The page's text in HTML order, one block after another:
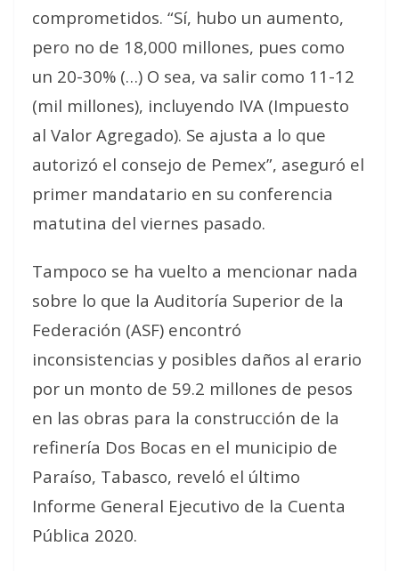
comprometidos. “Sí, hubo un aumento,
pero no de 18,000 millones, pues como
un 20-30% (…) O sea, va salir como 11-12
(mil millones), incluyendo IVA (Impuesto
al Valor Agregado). Se ajusta a lo que
autorizó el consejo de Pemex”, aseguró el
primer mandatario en su conferencia
matutina del viernes pasado.
Tampoco se ha vuelto a mencionar nada
sobre lo que la Auditoría Superior de la
Federación (ASF) encontró
inconsistencias y posibles daños al erario
por un monto de 59.2 millones de pesos
en las obras para la construcción de la
refinería Dos Bocas en el municipio de
Paraíso, Tabasco, reveló el último
Informe General Ejecutivo de la Cuenta
Pública 2020.